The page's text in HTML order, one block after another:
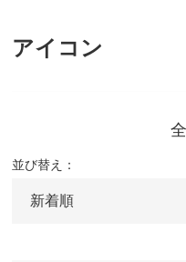
アイコン
並び替え：